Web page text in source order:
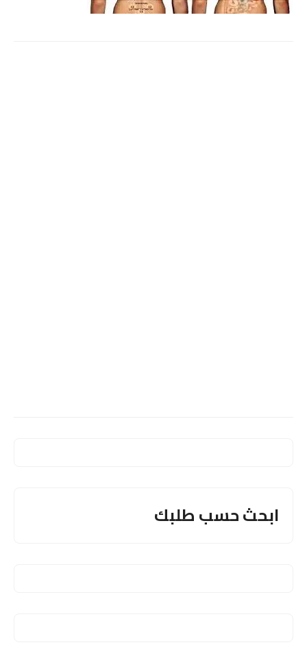
ابحث حسب طلبك